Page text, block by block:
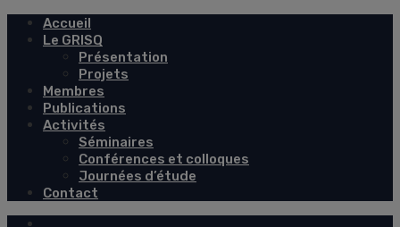
Accueil
Le GRISQ
Présentation
Projets
Membres
Publications
Activités
Séminaires
Conférences et colloques
Journées d’étude
Contact